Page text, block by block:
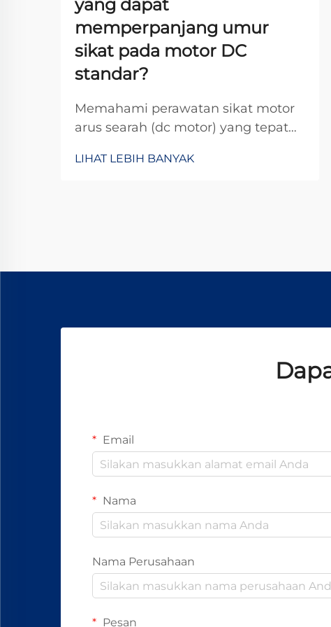
yang dapat
memperpanjang umur
sikat pada motor DC
standar?
Memahami perawatan sikat motor
arus searah (dc motor) yang tepat
memaksimalkan masa pakai
LIHAT LEBIH BANYAK
Email
Nama
Nama Perusahaan
Pesan